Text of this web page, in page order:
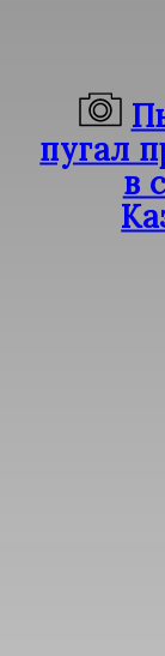
пугал
в